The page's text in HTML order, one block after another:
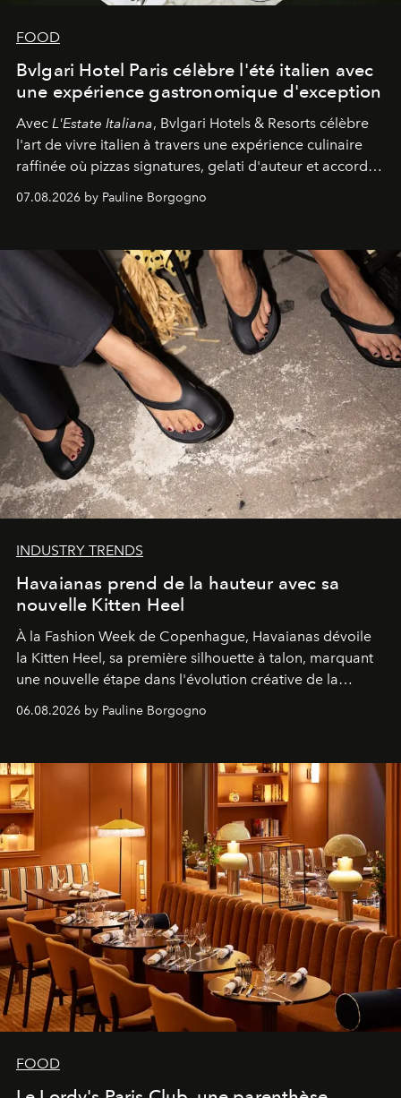
FOOD
Bvlgari Hotel Paris célèbre l'été italien avec
une expérience gastronomique d'exception
Avec L'Estate Italiana, Bvlgari Hotels & Resorts célèbre
l'art de vivre italien à travers une expérience culinaire
raffinée où pizzas signatures, gelati d'auteur et accords
d'exception composent un véritable voyage sensoriel.
07.08.2026 by Pauline Borgogno
INDUSTRY TRENDS
Havaianas prend de la hauteur avec sa
nouvelle Kitten Heel
À la Fashion Week de Copenhague, Havaianas dévoile
la Kitten Heel, sa première silhouette à talon, marquant
une nouvelle étape dans l'évolution créative de la
06.08.2026 by Pauline Borgogno
FOOD